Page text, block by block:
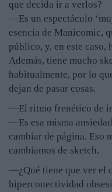
que decida ir a verlos?
—Es un espectáculo
esencia de Manicomic,
público, y, en este caso,
Además, tiene mucho
habitualmente, por lo
dejan de pasar cosas.
—El ritmo frenético de
—Es esa misma
cambiar de página. Eso
cambiamos de sketch.
—¿Qué tiene que ver el
hiperconectividad